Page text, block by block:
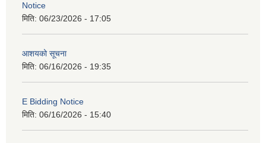
Notice
मिति: 06/23/2026 - 17:05
आशयको सूचना
मिति: 06/16/2026 - 19:35
E Bidding Notice
मिति: 06/16/2026 - 15:40